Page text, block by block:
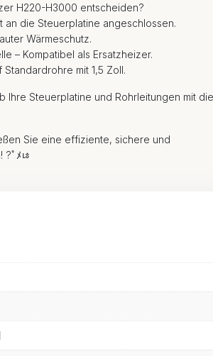
H220-H3000 entscheiden?
an die Steuerplatine angeschlossen.
Wärmeschutz.
– Kompatibel als Ersatzheizer.
mit 1,5 Zoll.
Ihre Steuerplatine und Rohrleitungen mit
Sie eine effiziente, sichere und
ﾟﾒﾦ